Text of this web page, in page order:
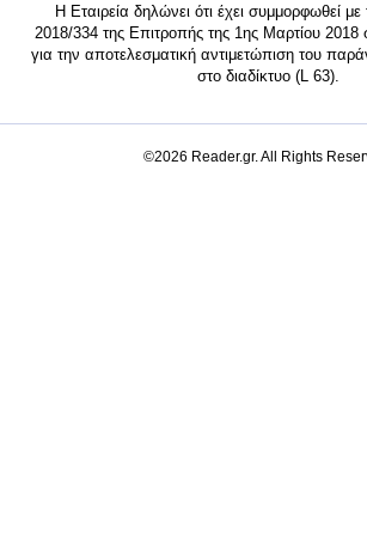
Η Εταιρεία δηλώνει ότι έχει συμμορφωθεί
2018/334 της Επιτροπής της 1ης Μαρτίου 2018
για την αποτελεσματική αντιμετώπιση του
στο διαδίκτυο (L 63).
©2026 Reader.gr. All Rights